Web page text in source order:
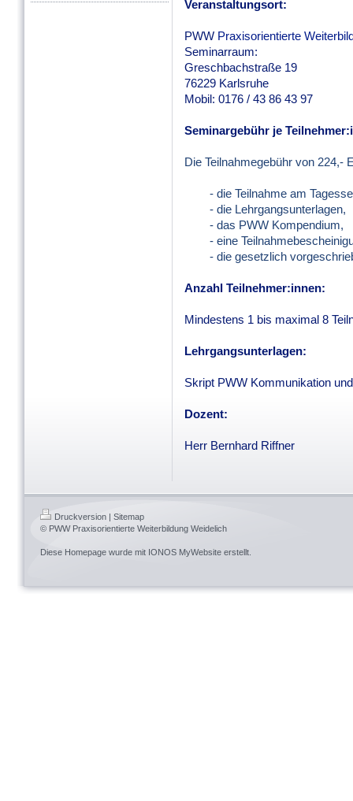
Veranstaltungsort:
PWW Praxisorientierte
Seminarraum:
Greschbachstraße 19
76229 Karlsruhe
Mobil: 0176 / 43 86 43 97
Seminargebühr je Teilnehmer:
Die Teilnahmegebühr von 224,-
- die Teilnahme am
- die Lehrgangsunterlagen,
- das PWW Kompendium,
- eine
- die gesetzlich
Anzahl Teilnehmer:innen:
Mindestens 1 bis maximal 8
Lehrgangsunterlagen:
Skript PWW Kommunikation
Dozent:
Herr Bernhard Riffner
Druckversion | Sitemap
© PWW Praxisorientierte Weiterbildung Weidelich
Diese Homepage wurde mit IONOS MyWebsite erstellt.